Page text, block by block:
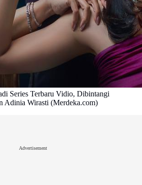
Series Terbaru Vidio, Dibintangi
Adinia Wirasti (Merdeka.com)
Advertisement